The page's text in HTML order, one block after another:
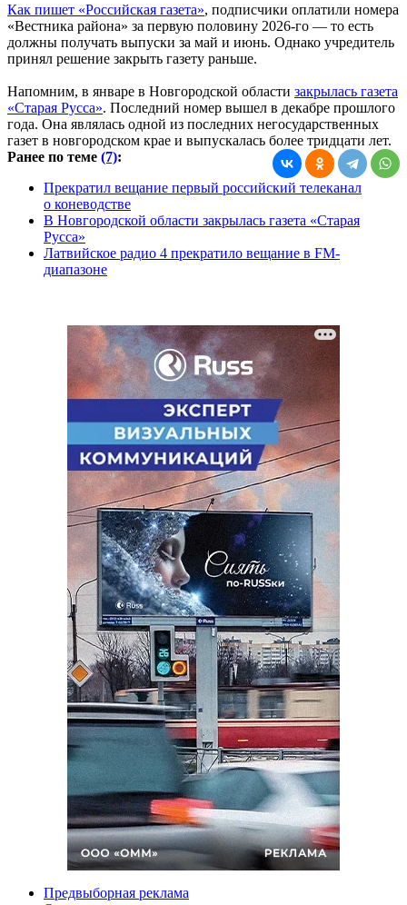
Как пишет «Российская газета», подписчики оплатили номера
«Вестника района» за первую половину 2026-го — то есть
должны получать выпуски за май и июнь. Однако учредитель
принял решение закрыть газету раньше.
Напомним, в январе в Новгородской области закрылась газета
«Старая Русса». Последний номер вышел в декабре прошлого
года. Она являлась одной из последних негосударственных
газет в новгородском крае и выпускалась более тридцати лет.
Ранее по теме (7):
Прекратил вещание первый российский телеканал
о коневодстве
В Новгородской области закрылась газета «Старая
Русса»
Латвийское радио 4 прекратило вещание в FM-
диапазоне
Предвыборная реклама